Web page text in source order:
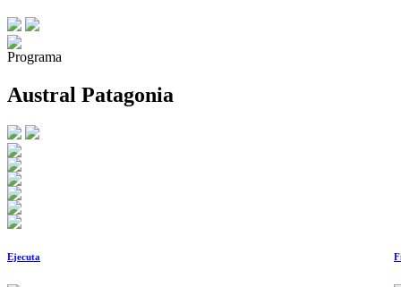
Programa
Austral Patagonia
Ejecuta